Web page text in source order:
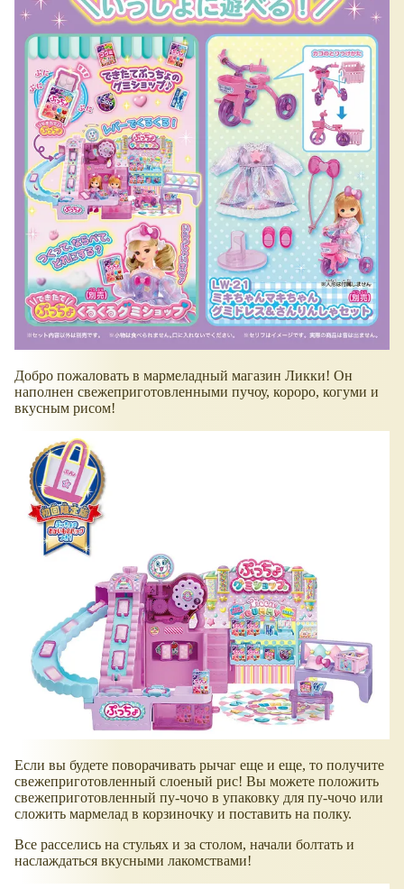
Добро пожаловать в мармеладный магазин Ликки! Он
наполнен свежеприготовленными пучоу, короро, когуми и
вкусным рисом!
Если вы будете поворачивать рычаг еще и еще, то получите
свежеприготовленный слоеный рис! Вы можете положить
свежеприготовленный пу-чочо в упаковку для пу-чочо или
сложить мармелад в корзиночку и поставить на полку.
Все расселись на стульях и за столом, начали болтать и
наслаждаться вкусными лакомствами!